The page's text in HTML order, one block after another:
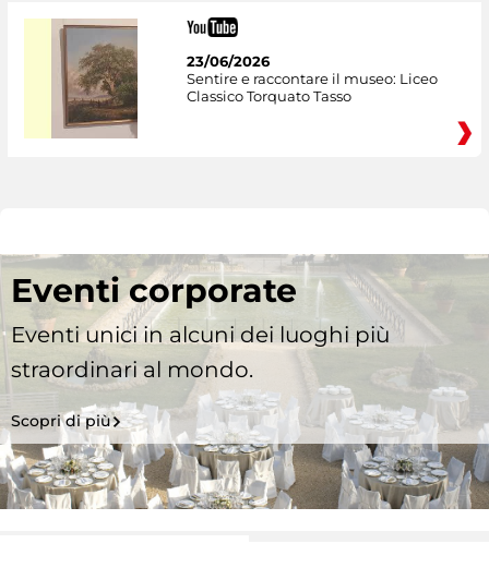
23/06/2026
Sentire e raccontare il museo: Liceo
Classico Torquato Tasso
Eventi corporate
Eventi unici in alcuni dei luoghi più
straordinari al mondo.
Scopri di più